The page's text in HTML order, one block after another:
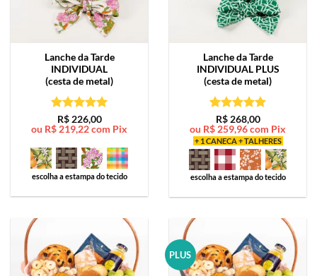
Lanche da Tarde
INDIVIDUAL
(cesta de metal)
Avaliação5
de 5
R$226,00
ou R$ 219,22com Pix
escolha a estampa do tecido
Lanche da Tarde
INDIVIDUAL PLUS
(cesta de metal)
Avaliação5
de 5
R$268,00
ou R$ 259,96com Pix
+ 1 CANECA + TALHERES
escolha a estampa do tecido
PLUS